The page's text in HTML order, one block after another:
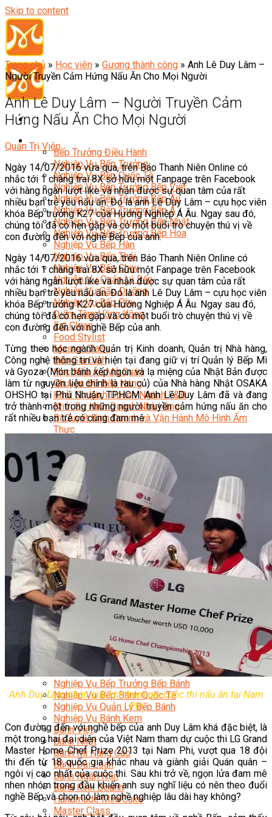
Skip to content
Đầu Bếp
Bếp Trưởng Điều Hành
Nghiệp Vụ Bếp Trưởng
Nghiệp Vụ Bếp Quốc Tế
Nghiệp Vụ Bếp Trưởng Bếp Việt
Nghiệp Vụ Bếp Trưởng Bếp Âu
Nghiệp Vụ Bếp Trưởng Bếp Á
Nghiệp Vụ Bếp Trưởng Bếp Nhật
Nghiệp Vụ Bếp Trưởng Bếp Hoa
Nghiệp Vụ Bếp Hàn
Nghiệp Vụ Bếp Thái
Nghiệp Vụ Bếp Chay
Nghiệp Vụ Quản Lý Bếp
Nghiệp Vụ Cấp Dưỡng
Nghiệp Vụ Bếp Phụ
Điểm Tâm Hồng Kông
Eat Clean
Food Stylist
Master Class
Bếp Gia Đình
Học Nấu Ăn Mở Quán
Chuyên Đề Bếp Nóng
Khởi Sự Kinh Doanh Ngành F&B
Khởi Sự Kinh Doanh Nhà Hàng
Bí Quyết Kinh Doanh và Vận Hành Mô Hình Ẩm
Thực
Pha Chế
Nghiệp Vụ Bar Trưởng
Nghiệp Vụ Bartender Chuyên Nghiệp
Nghiệp Vụ Barista Chuyên Nghiệp
Nghiệp Vụ Flair Bartending Chuyên Nghiệp
Nghiệp Vụ Pha Chế Đặc Biệt
Nghiệp Vụ Pha Chế Tổng Hợp
Nghiệp Vụ Quản Lý Bar
Chuyên Gia Cà Phê
Cà Phê Pha Máy
Khởi Sự Kinh Doanh Cafe – Chuỗi Cafe
Bí Quyết Khởi Nghiệp Mô Hình Đồ Uống
Kinh Doanh Mô Hình Đồ Uống Thịnh Hành
Kinh Doanh Chuỗi Và Nhượng Quyền
Tiếng Anh Chuyên Ngành Pha Chế
Học Làm Kem
Học Pha Chế Trà Sữa
Chuyên Đề Pha Chế
Video Dạy Pha Chế
Làm Bánh
Nghiệp Vụ Bếp Trưởng Bếp Bánh
Nghiệp Vụ Bếp Bánh Quốc Tế
Nghiệp Vụ Quản Lý Bếp Bánh
Nghiệp Vụ Bánh Kem
Bánh Việt
Bánh Nhật
Bánh Mì Nâng Cao
Bánh Đài Loan
Bánh Ngắn Hạn
Bánh Kinh Doanh
Handmade Mini Cake
Master Class
Trang chủ » Học viên » Gương thành công » Anh Lê Duy Lâm –
Người Truyền Cảm Hứng Nấu Ăn Cho Mọi Người
Anh Lê Duy Lâm – Người Truyền Cảm
Hứng Nấu Ăn Cho Mọi Người
Quản Trị Viên
Ngày 14/07/2016 vừa qua, trên Báo Thanh Niên Online có
nhắc tới 1 chàng trai 8X sở hữu một Fanpage trên Facebook
với hàng ngàn lượt like và nhận được sự quan tâm của rất
nhiều bạn trẻ yêu nấu ăn. Đó là anh Lê Duy Lâm – cựu học viên
khóa Bếp trưởng K27 của Hướng Nghiệp Á Âu. Ngay sau đó,
chúng tôi đã có hẹn gặp và có một buổi trò chuyện thú vị về
con đường đến với nghề Bếp của anh.
Ngày 14/07/2016 vừa qua, trên Báo Thanh Niên Online có
nhắc tới 1 chàng trai 8X sở hữu một Fanpage trên Facebook
với hàng ngàn lượt like và nhận được sự quan tâm của rất
nhiều bạn trẻ yêu nấu ăn. Đó là anh Lê Duy Lâm – cựu học viên
khóa Bếp trưởng K27 của Hướng Nghiệp Á Âu. Ngay sau đó,
chúng tôi đã có hẹn gặp và có một buổi trò chuyện thú vị về
con đường đến với nghề Bếp của anh.
Từng theo học ngành Quản trị Kinh doanh, Quản trị Nhà hàng,
Công nghệ thông tin và hiện tại đang giữ vị trí Quản lý Bếp Mì
và Gyoza (Món bánh xếp ngon và lạ miệng của Nhật Bản được
làm từ nguyên liệu chính là rau củ) của Nhà hàng Nhật OSAKA
OHSHO tại Phú Nhuận, TP.HCM. Anh Lê Duy Lâm đã và đang
trở thành một trong những người truyền cảm hứng nấu ăn cho
rất nhiều bạn trẻ có cùng đam mê.
Anh Duy Lâm nhận giải khi tham gia cuộc thi nấu ăn tại Nam
Phi
Con đường đến với nghề bếp của anh Duy Lâm khá đặc biệt, là
một trong hai đại diện của Việt Nam tham dự cuộc thi LG Grand
Master Home Chef Prize 2013 tại Nam Phi, vượt qua 18 đội
thi đến từ 18 quốc gia khác nhau và giành giải Quán quân –
ngôi vị cao nhất của cuộc thi. Sau khi trở về, ngọn lửa đam mê
nhen nhóm trong đầu khiến anh suy nghĩ liệu có nên theo đuổi
nghề Bếp và chọn nó làm nghề nghiệp lâu dài hay không?